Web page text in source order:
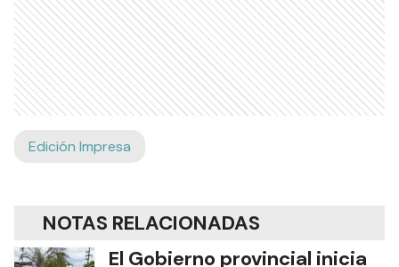
Edición Impresa
NOTAS RELACIONADAS
El Gobierno provincial inicia